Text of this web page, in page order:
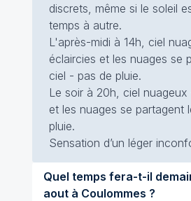
discrets, même si le soleil
temps à autre.
L'après-midi à 14h, ciel
éclaircies et les nuages se
ciel - pas de pluie.
Le soir à 20h, ciel
et les nuages se partagent
pluie.
Sensation d’un léger
Quel temps fera-t-il demain lundi
aout à Coulommes ?